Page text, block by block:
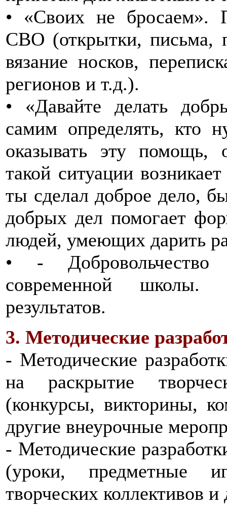
• «Своих не бросаем».
СВО (открытки, письма,
вязание носков,
регионов и т.д.).
• «Давайте делать
самим определять, кто
оказывать эту помощь,
такой ситуации
ты сделал доброе дело,
добрых дел помогает
людей, умеющих дарить
• - Добровольчество
современной школы.
результатов.
3. Методические
- Методические
на раскрытие
(конкурсы, викторины,
другие внеурочные
- Методические
(уроки, предметные
творческих коллективов и